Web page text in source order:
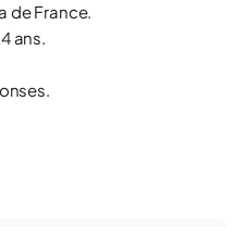
de France.
ans.